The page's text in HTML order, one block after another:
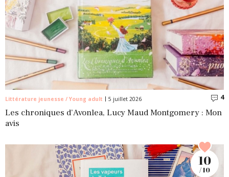
Littérature jeunesse / Young adult 5 juillet 2026 4
Les chroniques d’Avonlea, Lucy Maud Montgomery : Mon
avis
10
/ 10